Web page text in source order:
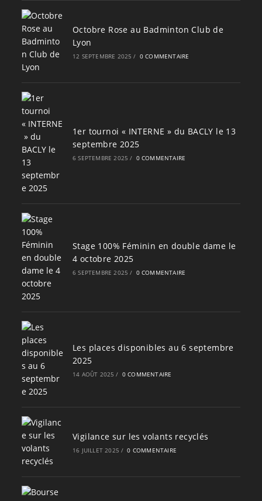
Octobre Rose au Badminton Club de
Lyon
12 SEPTEMBRE 2025 / 0 COMMENTAIRE
1er tournoi « INTERNE » du BACLY le 13
septembre 2025
6 SEPTEMBRE 2025 / 0 COMMENTAIRE
Stage 100% Féminin en double dame le
4 octobre 2025
6 SEPTEMBRE 2025 / 0 COMMENTAIRE
Les places disponibles au 6 septembre
2025
14 AOÛT 2025 / 0 COMMENTAIRE
Vigilance sur les volants recyclés
16 JUILLET 2025 / 0 COMMENTAIRE